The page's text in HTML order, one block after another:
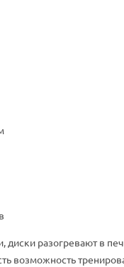
диски разогревают в
возможность